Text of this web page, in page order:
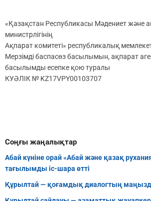
«Қазақстан Республикасы Мәдениет және
министрлігінің
Ақпарат комитеті» республикалық
Мерзімді баспасөз басылымын, ақпарат
басылымды есепке қою туралы
КУӘЛІК № KZ17VPY00103707
Соңғы жаңалықтар
Абай күніне орай «Абай және қазақ
тағылымды іс-шара өтті
Құрылтай — қоғамдық диалогтың